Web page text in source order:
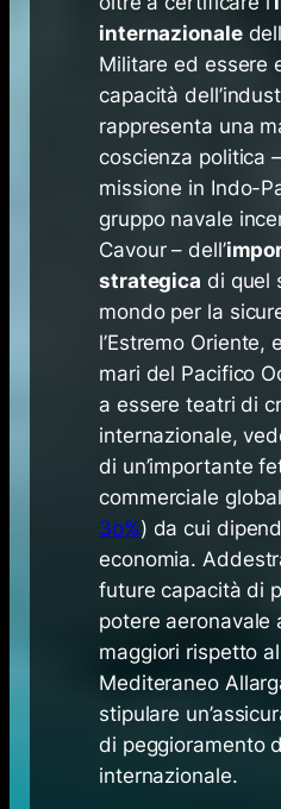
internazionale
Militare ed essere
capacità
rappresenta una
coscienza politica
missione in Indo-
gruppo navale
Cavour – dell’
strategica di quel
mondo per la
l’Estremo Oriente,
mari del Pacifico
a essere teatri di
internazionale,
di un’importante
commerciale
3o%) da cui
economia.
future capacità di
potere aeronavale
maggiori rispetto
Mediteraneo
stipulare
di peggioramento
internazionale.